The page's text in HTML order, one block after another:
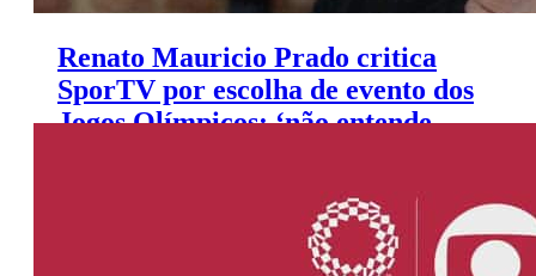
Renato Mauricio Prado critica
SporTV por escolha de evento dos
Jogos Olímpicos: ‘não entende